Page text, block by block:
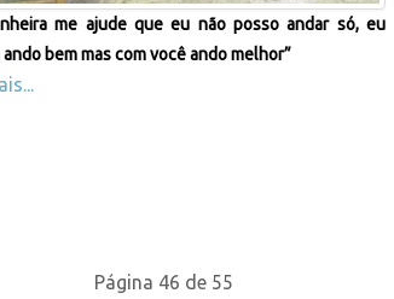
me ajude que eu não posso andar só, eu
bem mas com você ando melhor”
Página 46 de 55